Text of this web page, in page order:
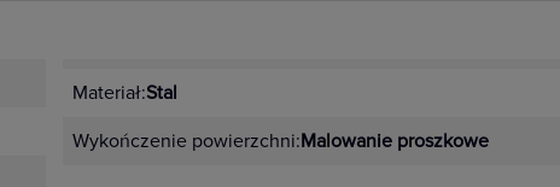
Materiał:Stal
Wykończenie powierzchni:Malowanie proszkowe